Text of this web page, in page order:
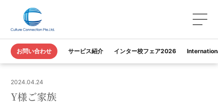
お問い合わせ サービス紹介 インター校フェア2026
TOP お客様の声 Y様ご家族
2024.04.24
Y様ご家族